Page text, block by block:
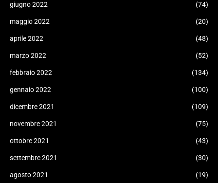
giugno 2022 (74)
maggio 2022 (20)
aprile 2022 (48)
marzo 2022 (52)
febbraio 2022 (134)
gennaio 2022 (100)
dicembre 2021 (109)
novembre 2021 (75)
ottobre 2021 (43)
settembre 2021 (30)
agosto 2021 (19)